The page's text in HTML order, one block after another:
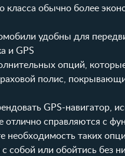
обычно более
удобны для
и GPS
опций,
полис,
GPS-навигатор,
справляются с
необходимость таких
собой или обойтись без